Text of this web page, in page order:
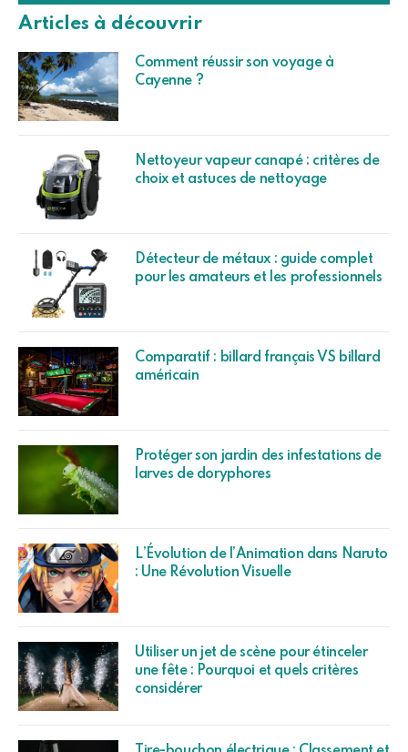
Articles à découvrir
Comment réussir son voyage à
Cayenne ?
Nettoyeur vapeur canapé : critères de
choix et astuces de nettoyage
Détecteur de métaux : guide complet
pour les amateurs et les professionnels
Comparatif : billard français VS billard
américain
Protéger son jardin des infestations de
larves de doryphores
L’Évolution de l’Animation dans Naruto
: Une Révolution Visuelle
Utiliser un jet de scène pour étinceler
une fête : Pourquoi et quels critères
considérer